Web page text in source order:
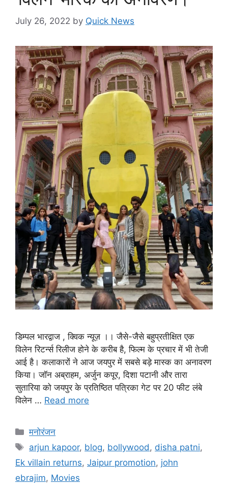
July 26, 2022 by Quick News
डिम्पल भारद्वाज , क्विक न्यूज़ ।। जैसे-जैसे बहुप्रतीक्षित एक
विलेन रिटर्न्स रिलीज होने के करीब है, फिल्म के प्रचार में भी तेजी
आई है। कलाकारों ने आज जयपुर में सबसे बड़े मास्क का अनावरण
किया। जॉन अब्राहम, अर्जुन कपूर, दिशा पटानी और तारा
सुतारिया को जयपुर के प्रतिष्ठित पत्रिका गेट पर 20 फीट लंबे
विलेन … Read more
मनोरंजन
arjun kapoor, blog, bollywood, disha patni,
Ek villain returns, Jaipur promotion, john
ebrajim, Movies